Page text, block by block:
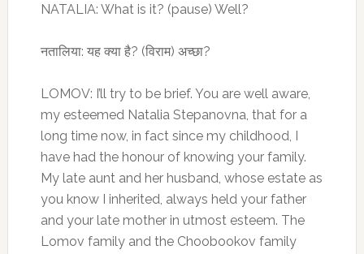
NATALIA: What is it? (pause) Well?
नतालिया: यह क्या है? (विराम) अच्छा?
LOMOV: I’ll try to be brief. You are well aware,
my esteemed Natalia Stepanovna, that for a
long time now, in fact since my childhood, I
have had the honour of knowing your family.
My late aunt and her husband, whose estate as
you know I inherited, always held your father
and your late mother in utmost esteem. The
Lomov family and the Choobookov family